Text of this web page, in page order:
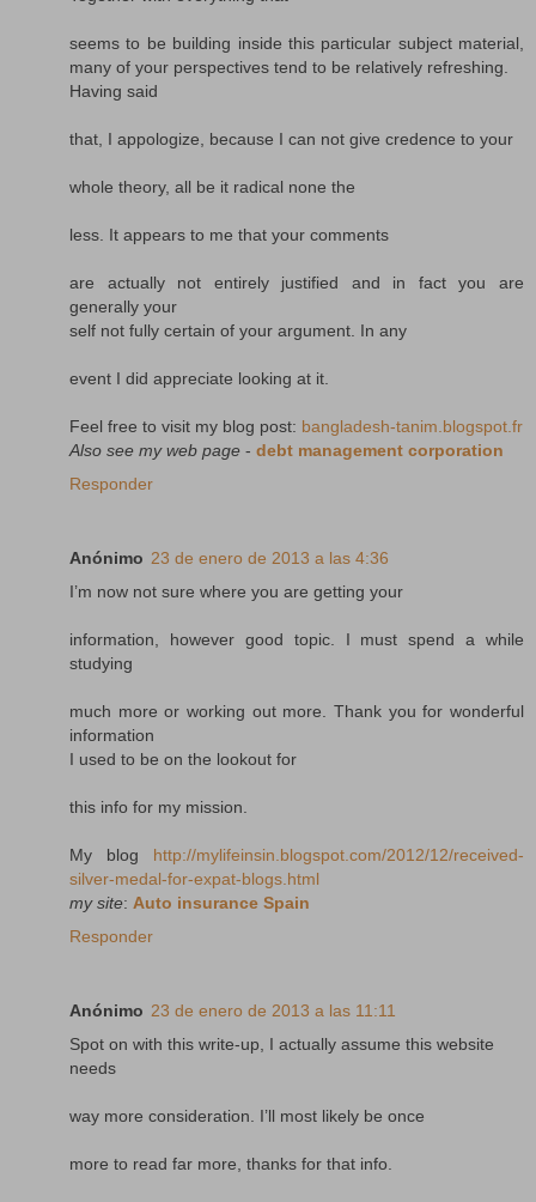
seems to be building inside this particular subject material,
many of your perspectives tend to be relatively refreshing.
Having said
that, I appologize, because I can not give credence to your
whole theory, all be it radical none the
less. It appears to me that your comments
are actually not entirely justified and in fact you are
generally your
self not fully certain of your argument. In any
event I did appreciate looking at it.
Feel free to visit my blog post: bangladesh-tanim.blogspot.fr
Also see my web page - debt management corporation
Responder
Anónimo 23 de enero de 2013 a las 4:36
I’m now not sure where you are getting your
information, however good topic. I must spend a while
studying
much more or working out more. Thank you for wonderful
information
I used to be on the lookout for
this info for my mission.
My blog http://mylifeinsin.blogspot.com/2012/12/received-
silver-medal-for-expat-blogs.html
my site: Auto insurance Spain
Responder
Anónimo 23 de enero de 2013 a las 11:11
Spot on with this write-up, I actually assume this website
needs
way more consideration. I’ll most likely be once
more to read far more, thanks for that info.